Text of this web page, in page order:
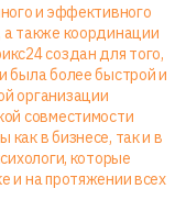
и эффективного
также координации
создан для того,
была более быстрой и
организации
совместимости
в бизнесе, так и в
которые
и на протяжении всех